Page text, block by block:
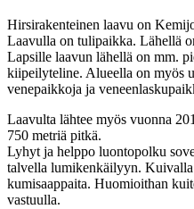
Hirsirakenteinen laavu on
Laavulla on tulipaikka. Lähellä
Lapsille laavun lähellä on mm.
kiipeilyteline. Alueella on myös
venepaikkoja ja
Laavulta lähtee myös vuonna
750 metriä pitkä.
Lyhyt ja helppo luontopolku
talvella lumikenkäilyyn.
kumisaappaita. Huomioithan
vastuulla.